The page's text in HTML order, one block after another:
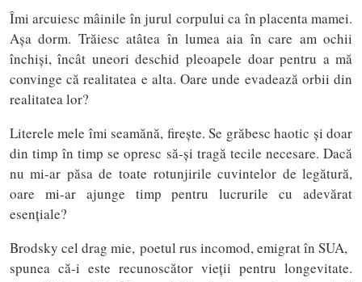
Îmi arcuiesc mâinile în jurul corpului ca în placenta mamei.
Așa dorm. Trăiesc atâtea în lumea aia în care am ochii
închiși, încât uneori deschid pleoapele doar pentru a mă
convinge că realitatea e alta. Oare unde evadează orbii din
realitatea lor?
Literele mele îmi seamănă, firește. Se grăbesc haotic și doar
din timp în timp se opresc să-și tragă tecile necesare. Dacă
nu mi-ar păsa de toate rotunjirile cuvintelor de legătură,
oare mi-ar ajunge timp pentru lucrurile cu adevărat
esențiale?
Brodsky cel drag mie, poetul rus incomod, emigrat în SUA,
spunea că-i este recunoscător vieții pentru longevitate.